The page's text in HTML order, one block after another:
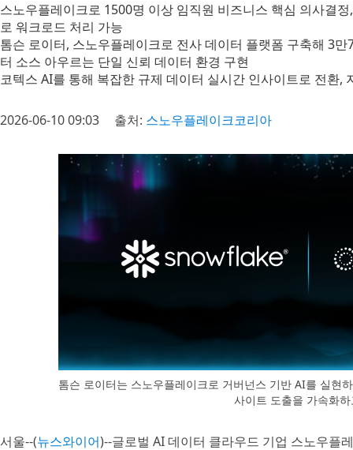
스노우플레이크로 1500명 이상 임직원 비즈니스 핵심 의사결
로 워크로드 처리 가능
톰슨 로이터, 스노우플레이크로 전사 데이터 플랫폼 구축해 3
터 소스 아우르는 단일 신뢰 데이터 환경 구현
코텍스 AI를 통해 복잡한 규제 데이터 실시간 인사이트로 전환,
2026-06-10 09:03 출처: 스노우플레이크코리아
톰슨 로이터는 스노우플레이크로 거버넌스 기반 AI를 실현
사이트 도출을 가속화
서울--(뉴스와이어)--글로벌 AI 데이터 클라우드 기업 스노우플